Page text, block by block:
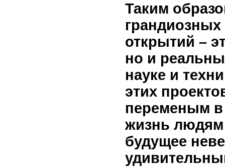
Таким
грандиозных
открытий –
но и
науке и
этих
переменым в
жизнь людям
будущее